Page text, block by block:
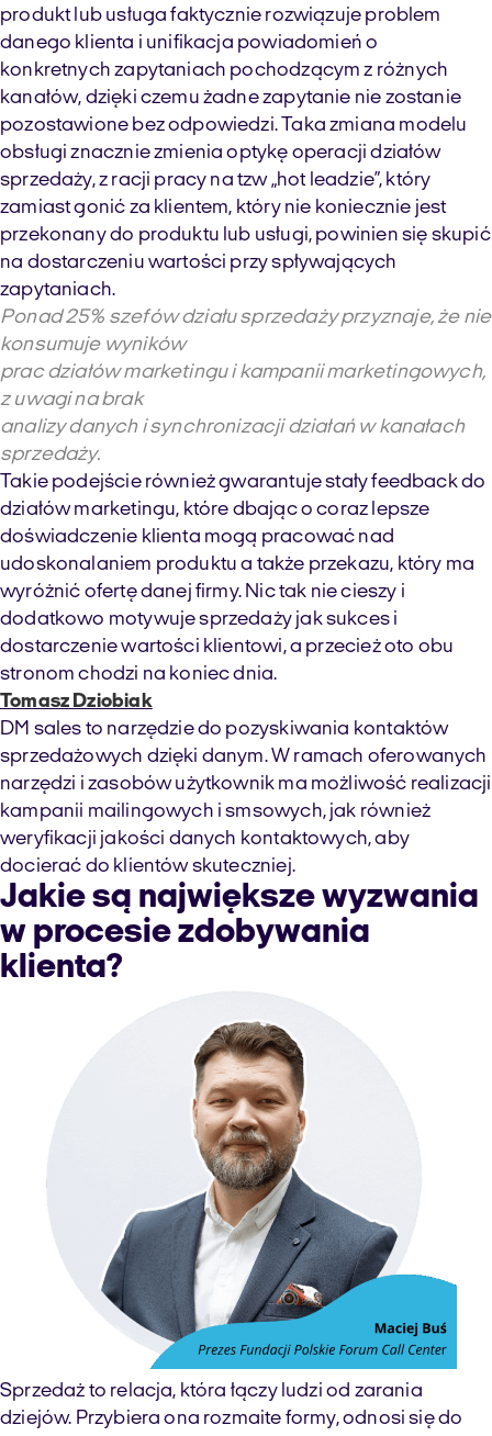
produkt lub usługa faktycznie rozwiązuje problem
danego klienta i unifikacja powiadomień o
konkretnych zapytaniach pochodzącym z różnych
kanałów, dzięki czemu żadne zapytanie nie zostanie
pozostawione bez odpowiedzi. Taka zmiana modelu
obsługi znacznie zmienia optykę operacji działów
sprzedaży, z racji pracy na tzw „hot leadzie”, który
zamiast gonić za klientem, który nie koniecznie jest
przekonany do produktu lub usługi, powinien się skupić
na dostarczeniu wartości przy spływających
zapytaniach.
Ponad 25% szefów działu sprzedaży przyznaje, że nie
konsumuje wyników
prac działów marketingu i kampanii marketingowych,
z uwagi na brak
analizy danych i synchronizacji działań w kanałach
sprzedaży.
Takie podejście również gwarantuje stały feedback do
działów marketingu, które dbając o coraz lepsze
doświadczenie klienta mogą pracować nad
udoskonalaniem produktu a także przekazu, który ma
wyróżnić ofertę danej firmy. Nic tak nie cieszy i
dodatkowo motywuje sprzedaży jak sukces i
dostarczenie wartości klientowi, a przecież oto obu
stronom chodzi na koniec dnia.
Tomasz Dziobiak
DM sales to narzędzie do pozyskiwania kontaktów
sprzedażowych dzięki danym. W ramach oferowanych
narzędzi i zasobów użytkownik ma możliwość realizacji
kampanii mailingowych i smsowych, jak również
weryfikacji jakości danych kontaktowych, aby
docierać do klientów skuteczniej.
Jakie są największe wyzwania
w procesie zdobywania
klienta?
Sprzedaż to relacja, która łączy ludzi od zarania
dziejów. Przybiera ona rozmaite formy, odnosi się do